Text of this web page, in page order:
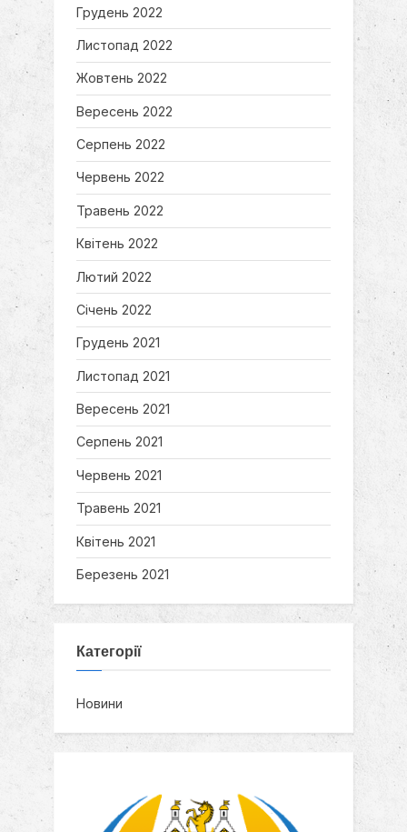
Грудень 2022
Листопад 2022
Жовтень 2022
Вересень 2022
Серпень 2022
Червень 2022
Травень 2022
Квітень 2022
Лютий 2022
Січень 2022
Грудень 2021
Листопад 2021
Вересень 2021
Серпень 2021
Червень 2021
Травень 2021
Квітень 2021
Березень 2021
Категорії
Новини